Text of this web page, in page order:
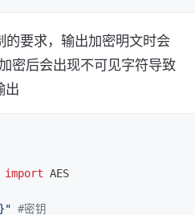
要求，输出加密明文时会
密后会出现不可见字符导致
出
import AES
"